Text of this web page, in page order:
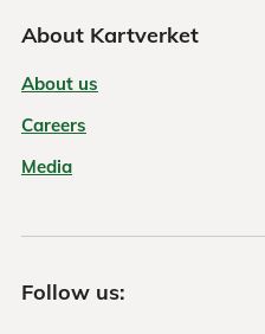
About Kartverket
About us
Careers
Media
Follow us: